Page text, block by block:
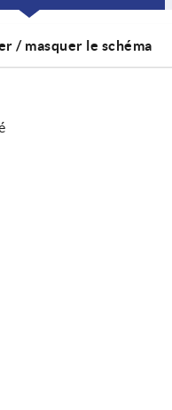
CURRENT
/ masquer le schéma